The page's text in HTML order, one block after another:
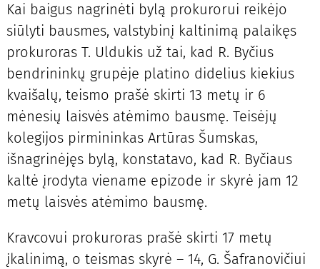
Kai baigus nagrinėti bylą prokurorui reikėjo
siūlyti bausmes, valstybinį kaltinimą palaikęs
prokuroras T. Uldukis už tai, kad R. Byčius
bendrininkų grupėje platino didelius kiekius
kvaišalų, teismo prašė skirti 13 metų ir 6
mėnesių laisvės atėmimo bausmę. Teisėjų
kolegijos pirmininkas Artūras Šumskas,
išnagrinėjęs bylą, konstatavo, kad R. Byčiaus
kaltė įrodyta viename epizode ir skyrė jam 12
metų laisvės atėmimo bausmę.
Kravcovui prokuroras prašė skirti 17 metų
įkalinimą, o teismas skyrė – 14, G. Šafranovičiui